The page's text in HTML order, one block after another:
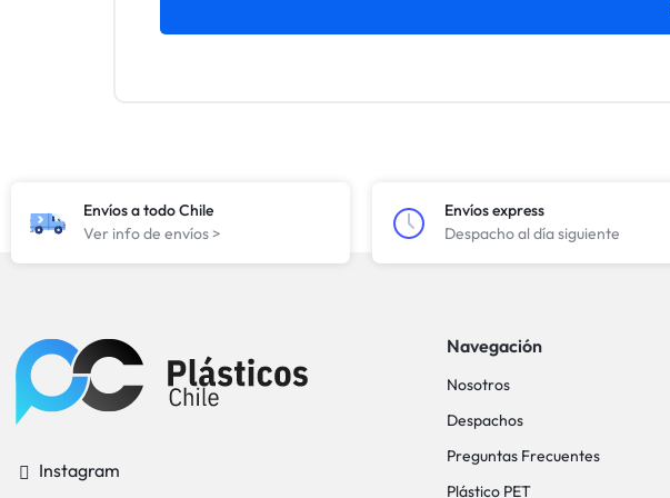
Envíos a todo Chile
Ver info de envíos >
Envíos express
Despacho al día siguiente
Instagram
Navegación
Nosotros
Despachos
Preguntas Frecuentes
Plástico PET